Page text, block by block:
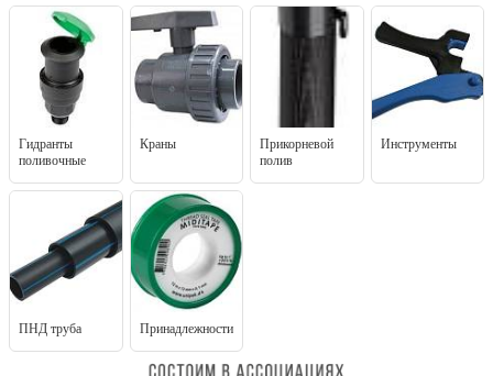
Гидранты
поливочные
Краны
Прикорневой
полив
Инструменты
ПНД труба Принадлежности